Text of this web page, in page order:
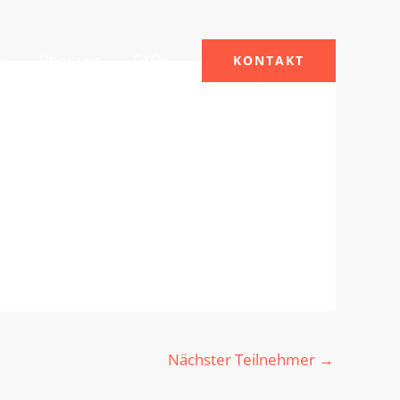
KONTAKT
Nächster Teilnehmer →